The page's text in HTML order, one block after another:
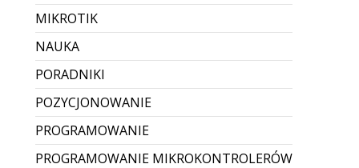
MIKROTIK
NAUKA
PORADNIKI
POZYCJONOWANIE
PROGRAMOWANIE
PROGRAMOWANIE MIKROKONTROLERÓW